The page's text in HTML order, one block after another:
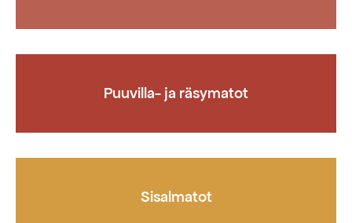
Puuvilla- ja räsymatot
Sisalmatot